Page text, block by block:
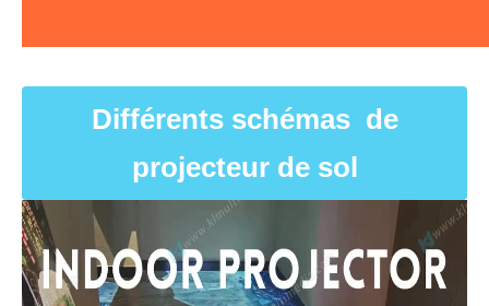
Différents schémas de
projecteur de sol